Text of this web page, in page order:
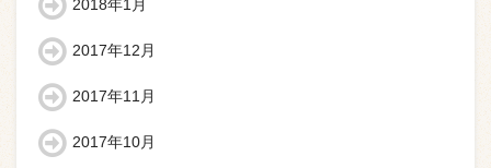
2018年1月
2017年12月
2017年11月
2017年10月